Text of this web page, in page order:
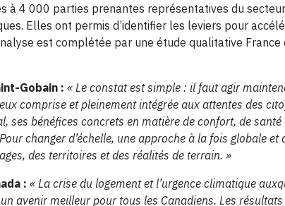
à 4 000 parties prenantes représentatives du
Elles ont permis d’identifier les leviers pour
est complétée par une étude qualitative France
Gobain : « Le constat est simple : il faut agir
comprise et pleinement intégrée aux attentes des
bénéfices concrets en matière de confort, de santé
changer d’échelle, une approche à la fois globale et
des territoires et des réalités de terrain. »
: « La crise du logement et l’urgence climatique
avenir meilleur pour tous les Canadiens. Les